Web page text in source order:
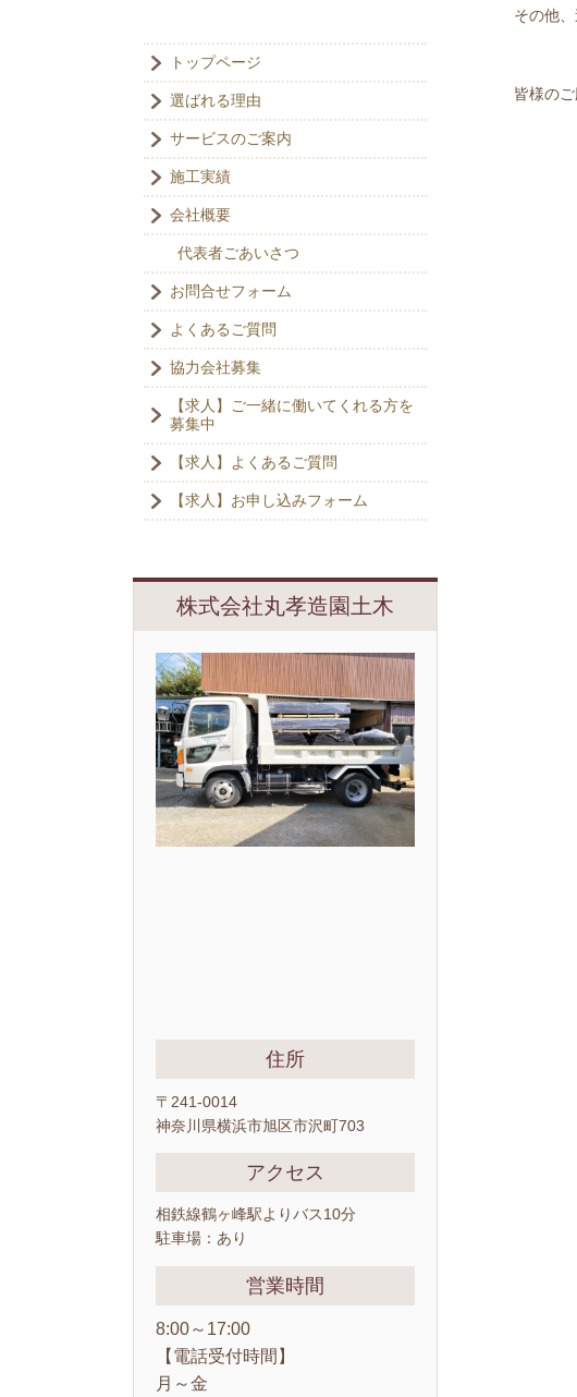
その他
皆様の
トップページ
選ばれる理由
サービスのご案内
施工実績
会社概要
代表者ごあいさつ
お問合せフォーム
よくあるご質問
協力会社募集
【求人】ご一緒に働いてくれる方を
募集中
【求人】よくあるご質問
【求人】お申し込みフォーム
株式会社丸孝造園土木
住所
〒241-0014
神奈川県横浜市旭区市沢町703
アクセス
相鉄線鶴ヶ峰駅よりバス10分
駐車場：あり
営業時間
8:00～17:00
【電話受付時間】
月～金